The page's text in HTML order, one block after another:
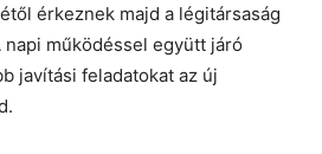
érkeznek majd a légitársaság
működéssel együtt járó
javítási feladatokat az új